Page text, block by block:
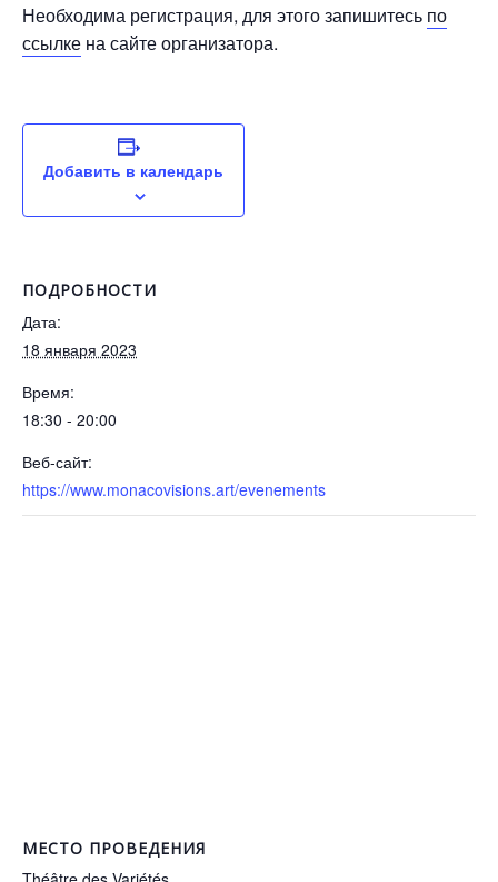
Необходима регистрация, для этого запишитесь по
ссылке на сайте организатора.
Добавить в календарь
ПОДРОБНОСТИ
Дата:
18 января 2023
Время:
18:30 - 20:00
Веб-сайт:
https://www.monacovisions.art/evenements
МЕСТО ПРОВЕДЕНИЯ